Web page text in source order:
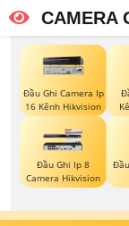
CAMERA
Đầu Ghi Camera Ip
16 Kênh Hikvision
Đầu Ghi Ip 8
Camera Hikvision